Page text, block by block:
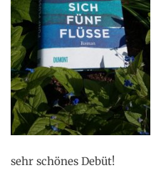
sehr schönes Debüt!